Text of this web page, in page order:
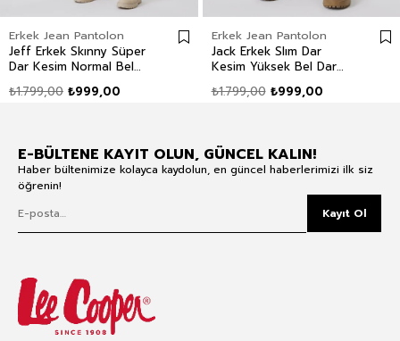
Erkek Jean Pantolon
Jeff Erkek Skınny Süper
Dar Kesim Normal Bel
Mavi
₺999,00
₺1.799,00
Erkek Jean Pantolon
Jack Erkek Slım Dar
Kesim Yüksek Bel Dar
₺999,00
₺1.799,00
E-BÜLTENE KAYIT OLUN, GÜNCEL KALIN!
Haber bültenimize kolayca kaydolun, en güncel haberlerimizi ilk siz
öğrenin!
Kayıt Ol